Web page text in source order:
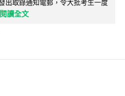
出取錄通知電郵，令大批考生一度
閱讀全文